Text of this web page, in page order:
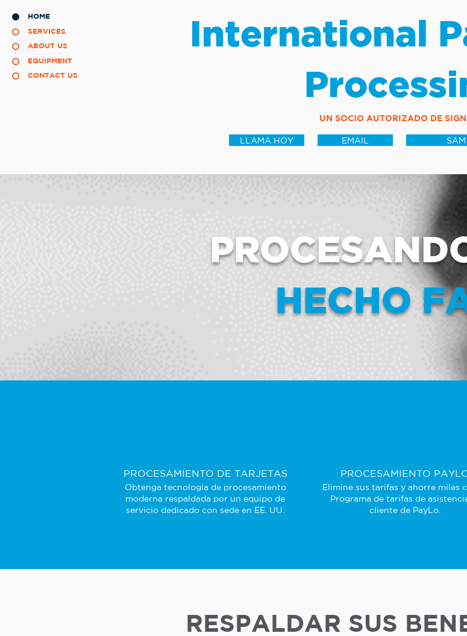
HOME
SERVICES
ABOUT US
EQUIPMENT
CONTACT US
International
UN SOCIO AUTORIZADO DE
LLAMA HOY EMAIL SAM
HECHO
PROCESAMIENTO DE TARJETAS
Obtenga tecnología de procesamiento
moderna respaldada por un equipo de
servicio dedicado con sede en EE. UU.
PROCESAMIENTO
Elimine sus tarifas y ahorre miles
Programa de tarifas de
cliente de PayLo.
RESPALDAR SUS